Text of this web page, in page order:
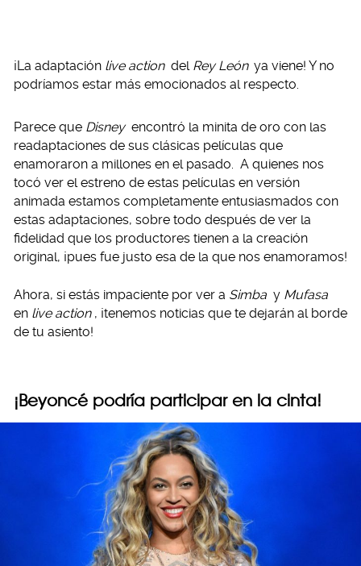
¡La adaptación live action del Rey León ya viene! Y no
podríamos estar más emocionados al respecto.
Parece que Disney encontró la minita de oro con las
readaptaciones de sus clásicas películas que
enamoraron a millones en el pasado. A quienes nos
tocó ver el estreno de estas películas en versión
animada estamos completamente entusiasmados con
estas adaptaciones, sobre todo después de ver la
fidelidad que los productores tienen a la creación
original, ¡pues fue justo esa de la que nos enamoramos!
Ahora, si estás impaciente por ver a Simba y Mufasa
en live action , ¡tenemos noticias que te dejarán al borde
de tu asiento!
¡Beyoncé podría participar en la cinta!